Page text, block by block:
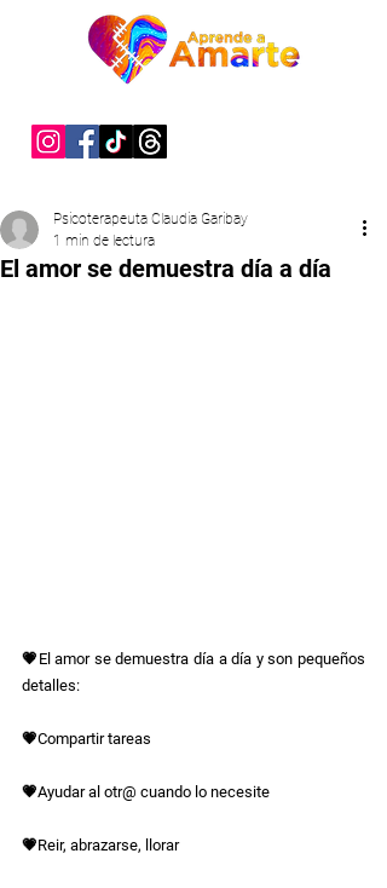
El amor se demuestra día a día
Psicoterapeuta Claudia Garibay
1 min de lectura
💗El amor se demuestra día a día y son pequeños
detalles:
💗Compartir tareas
💗Ayudar al otr@ cuando lo necesite
💗Reir, abrazarse, llorar